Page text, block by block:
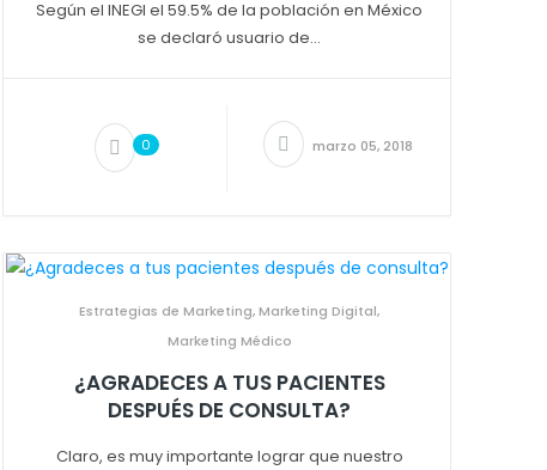
Según el INEGI el 59.5% de la población en México
se declaró usuario de...
0 marzo 05, 2018
Estrategias de Marketing, Marketing Digital,
Marketing Médico
¿AGRADECES A TUS PACIENTES
DESPUÉS DE CONSULTA?
Claro, es muy importante lograr que nuestro